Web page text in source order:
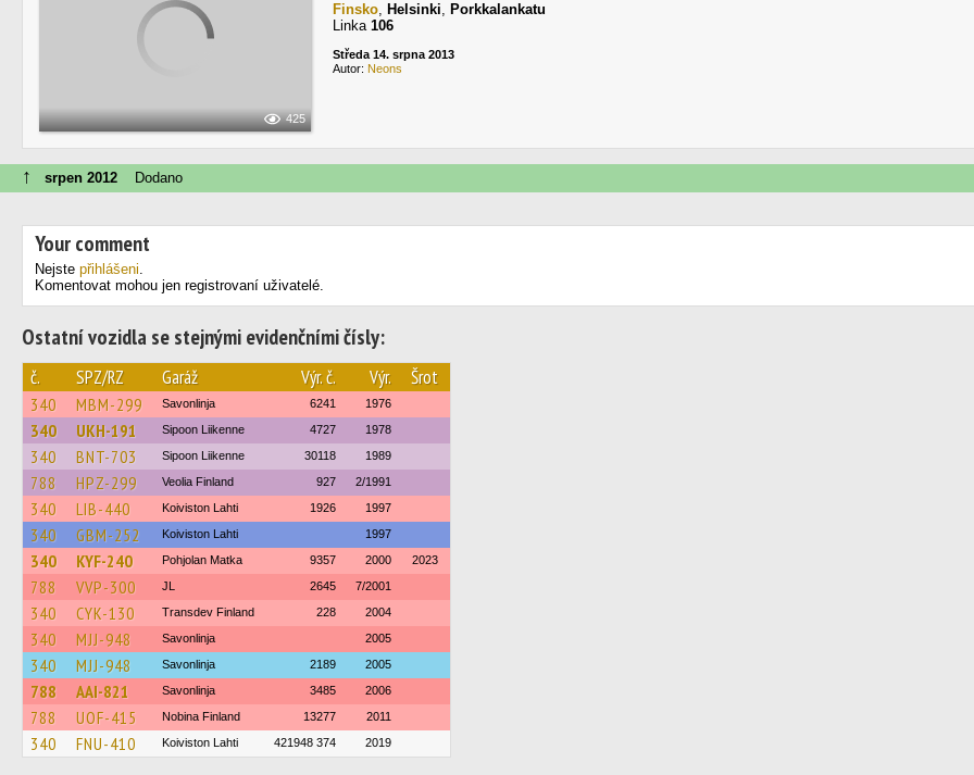
425
Finsko, Helsinki, Porkkalankatu
Linka 106
Středa 14. srpna 2013
Autor: Neons
↑ srpen 2012 Dodano
Your comment
Nejste přihlášeni.
Komentovat mohou jen registrovaní uživatelé.
Ostatní vozidla se stejnými evidenčními čísly:
č. SPZ/RZ Garáž Výr. č. Výr. Šrot
340 MBM-299 Savonlinja 6241 1976
340 UKH-191 Sipoon Liikenne 4727 1978
340 BNT-703 Sipoon Liikenne 30118 1989
788 HPZ-299 Veolia Finland 927 2/1991
340 LIB-440 Koiviston Lahti 1926 1997
340 GBM-252 Koiviston Lahti 1997
340 KYF-240 Pohjolan Matka 9357 2000 2023
788 VVP-300 JL 2645 7/2001
340 CYK-130 Transdev Finland 228 2004
340 MJJ-948 Savonlinja 2005
340 MJJ-948 Savonlinja 2189 2005
788 AAI-821 Savonlinja 3485 2006
788 UOF-415 Nobina Finland 13277 2011
340 FNU-410 Koiviston Lahti 421948 374 2019